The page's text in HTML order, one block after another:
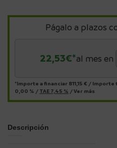
Págalo a plazos
22,53€*al mes en
*Importe a financiar 811,15 € / Importe
0,00 % / TAE 7,45 % /Ver más
Descripción